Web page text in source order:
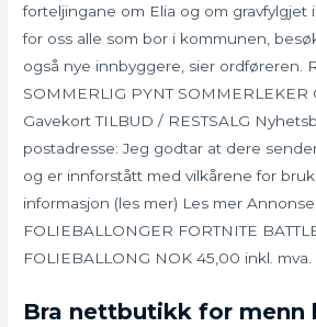
forteljingane om Elia og om gravfylgjet
for oss alle som bor i kommunen,
også nye innbyggere, sier ordføreren.
SOMMERLIG PYNT SOMMERLEKER
Gavekort TILBUD / RESTSALG
postadresse: Jeg godtar at dere
og er innforstått med vilkårene for
informasjon (les mer) Les mer
FOLIEBALLONGER FORTNITE
FOLIEBALLONG NOK 45,00 inkl. mva.
Bra nettbutikk for menn